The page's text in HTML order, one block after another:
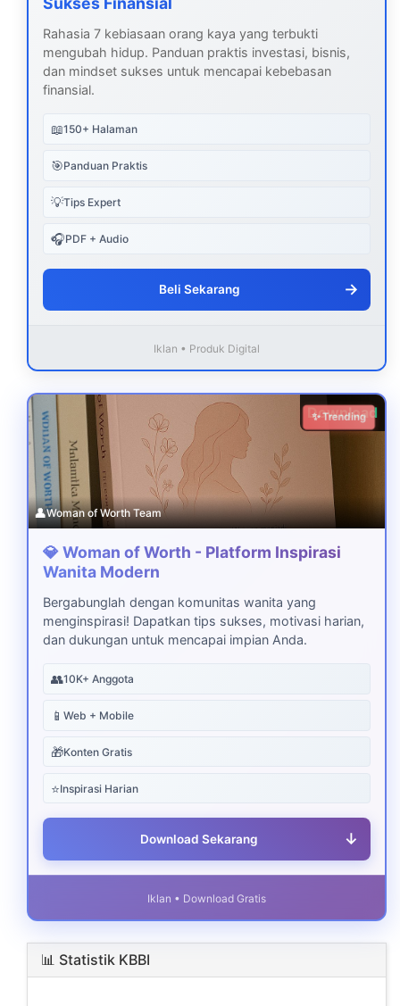
Rahasia 7 kebiasaan orang kaya yang terbukti
mengubah hidup. Panduan praktis investasi, bisnis,
dan mindset sukses untuk mencapai kebebasan
finansial.
📖150+ Halaman
🎯Panduan Praktis
💡Tips Expert
🎧PDF + Audio
Beli Sekarang →
Iklan • Produk Digital
Download
✨ Trending
👤Woman of Worth Team
💎 Woman of Worth - Platform Inspirasi
Wanita Modern
Bergabunglah dengan komunitas wanita yang
menginspirasi! Dapatkan tips sukses, motivasi harian,
dan dukungan untuk mencapai impian Anda.
👥10K+ Anggota
📱 Web + Mobile
🎁Konten Gratis
⭐Inspirasi Harian
Download Sekarang ↓
Iklan • Download Gratis
📊 Statistik KBBI